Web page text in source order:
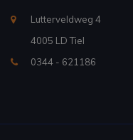
Lutterveldweg 4
4005 LD Tiel
0344 - 621186